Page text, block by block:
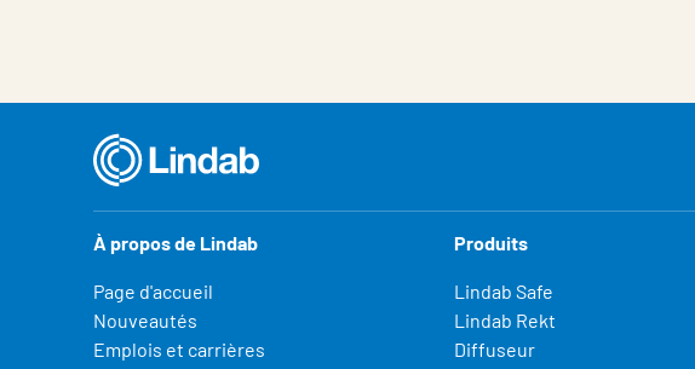
À propos de Lindab
Page d'accueil
Nouveautés
Emplois et carrières
Produits
Lindab Safe
Lindab Rekt
Diffuseur